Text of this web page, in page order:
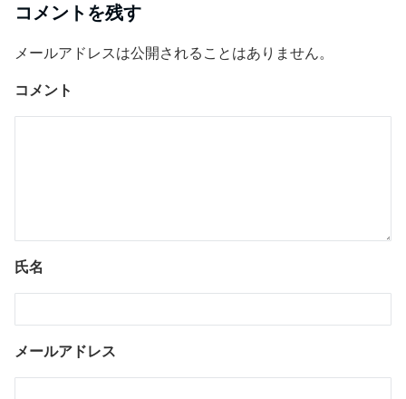
コメントを残す
メールアドレスは公開されることはありません。
コメント
氏名
メールアドレス